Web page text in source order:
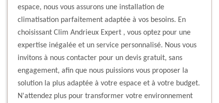
espace, nous vous assurons une installation de
climatisation parfaitement adaptée à vos besoins. En
choisissant Clim Andrieux Expert , vous optez pour une
expertise inégalée et un service personnalisé. Nous vous
invitons à nous contacter pour un devis gratuit, sans
engagement, afin que nous puissions vous proposer la
solution la plus adaptée à votre espace et à votre budget.
N'attendez plus pour transformer votre environnement